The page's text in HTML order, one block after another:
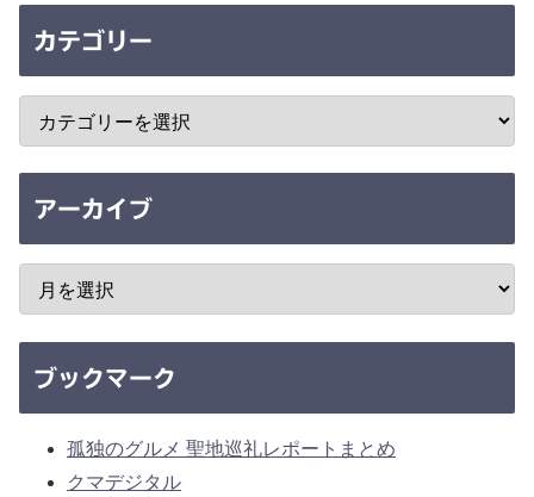
カテゴリー
アーカイブ
ブックマーク
孤独のグルメ 聖地巡礼レポートまとめ
クマデジタル